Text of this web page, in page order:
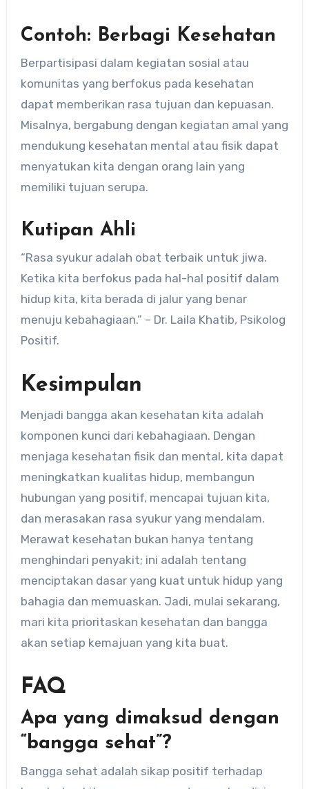
Contoh: Berbagi Kesehatan
Berpartisipasi dalam kegiatan sosial atau
komunitas yang berfokus pada kesehatan
dapat memberikan rasa tujuan dan kepuasan.
Misalnya, bergabung dengan kegiatan amal yang
mendukung kesehatan mental atau fisik dapat
menyatukan kita dengan orang lain yang
memiliki tujuan serupa.
Kutipan Ahli
“Rasa syukur adalah obat terbaik untuk jiwa.
Ketika kita berfokus pada hal-hal positif dalam
hidup kita, kita berada di jalur yang benar
menuju kebahagiaan.” – Dr. Laila Khatib, Psikolog
Positif.
Kesimpulan
Menjadi bangga akan kesehatan kita adalah
komponen kunci dari kebahagiaan. Dengan
menjaga kesehatan fisik dan mental, kita dapat
meningkatkan kualitas hidup, membangun
hubungan yang positif, mencapai tujuan kita,
dan merasakan rasa syukur yang mendalam.
Merawat kesehatan bukan hanya tentang
menghindari penyakit; ini adalah tentang
menciptakan dasar yang kuat untuk hidup yang
bahagia dan memuaskan. Jadi, mulai sekarang,
mari kita prioritaskan kesehatan dan bangga
akan setiap kemajuan yang kita buat.
FAQ
Apa yang dimaksud dengan
“bangga sehat”?
Bangga sehat adalah sikap positif terhadap